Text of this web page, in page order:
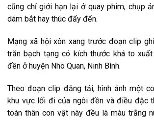
cũng chỉgiới hạnlại ở quay phim, chụp
dám bắt hay thúc đẩy đến.
Mạng xã hộixôn xang trước đoạn clip
trăn bạch tạngcó kích thước khá toxuất
đền ở huyện Nho Quan, Ninh Bình.
Theo đoạn clip đăng tải, hình ảnhmột
khu vực lối đi của ngôi đền và điều đặc
toàn thân con vật này đều là màu trắng